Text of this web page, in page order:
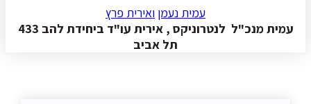
עמית נעמן ואירית פרץ
עמית מנכ"ל לנטרוניקס , אירית עו"ד ביחידת להב 433
תל אביב